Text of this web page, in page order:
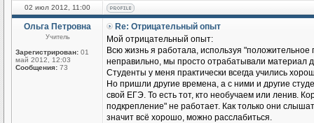
02 июл 2012, 11:00
Ольга Петровна
Учитель
Зарегистрирован: 01
май 2012, 12:03
Сообщения: 73
Re: Отрицательный опыт
Мой отрицательный опыт:
Всю жизнь я работала, используя "положительное
неправильно, мы просто отрабатывали материал
Студенты у меня практически всегда учились
Но пришли другие времена, а с ними и другие
свой ЕГЭ. То есть тот, кто необучаем или ленив.
подкрепление" не работает. Как только они
значит всё хорошо, можно расслабиться.